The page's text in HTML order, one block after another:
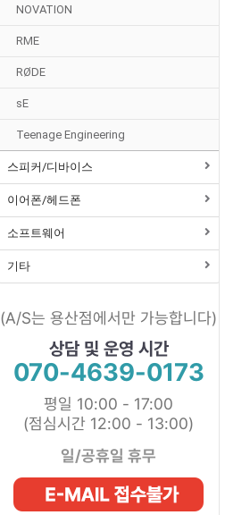
NOVATION
RME
RØDE
sE
Teenage Engineering
스피커/디바이스
이어폰/헤드폰
소프트웨어
기타
(A/S는 용산점에서만 가능합니다)
상담 및 운영 시간
070-4639-0173
평일 10:00 - 17:00
(점심시간 12:00 - 13:00)
일/공휴일 휴무